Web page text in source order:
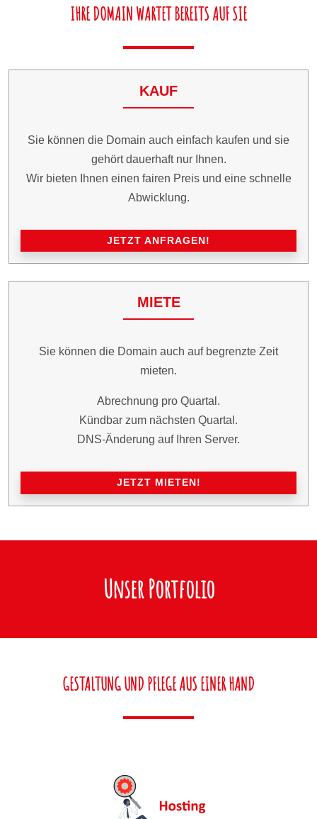
IHRE DOMAIN WARTET BEREITS AUF SIE
KAUF
Sie können die Domain auch einfach kaufen und sie
gehört dauerhaft nur Ihnen.
Wir bieten Ihnen einen fairen Preis und eine schnelle
Abwicklung.
JETZT ANFRAGEN!
MIETE
Sie können die Domain auch auf begrenzte Zeit
mieten.
Abrechnung pro Quartal.
Kündbar zum nächsten Quartal.
DNS-Änderung auf Ihren Server.
JETZT MIETEN!
Unser Portfolio
GESTALTUNG UND PFLEGE AUS EINER HAND